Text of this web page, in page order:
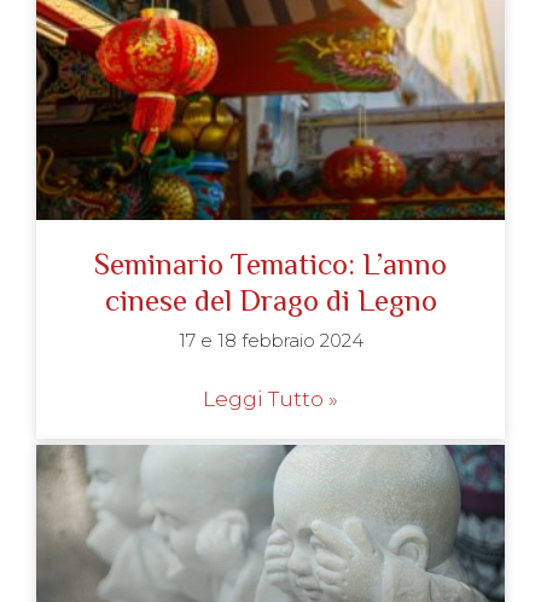
Seminario Tematico: L’anno
cinese del Drago di Legno
17 e 18 febbraio 2024
Leggi Tutto »